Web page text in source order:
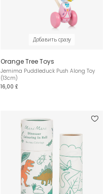
Добавить сразу
Orange Tree Toys
Jemima Puddleduck Push Along Toy
(13cm)
16,00 £